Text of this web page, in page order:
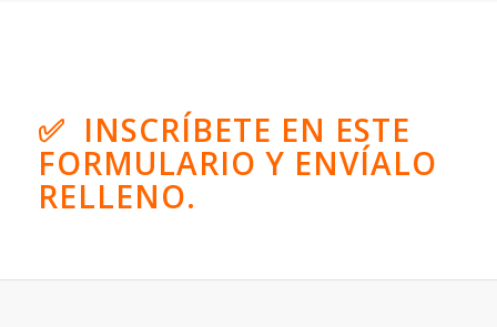
✅ INSCRÍBETE EN ESTE
FORMULARIO Y ENVÍALO
RELLENO.